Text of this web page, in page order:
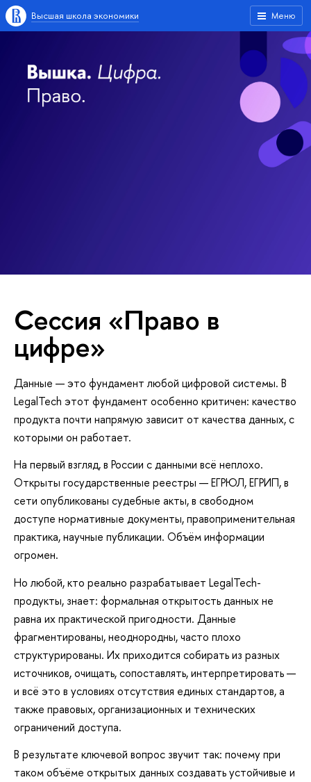
Меню
Высшая школа экономики
Сессия «Право в
цифре»
Данные — это фундамент любой цифровой системы. В
LegalTech этот фундамент особенно критичен: качество
продукта почти напрямую зависит от качества данных, с
которыми он работает.
На первый взгляд, в России с данными всё неплохо.
Открыты государственные реестры — ЕГРЮЛ, ЕГРИП, в
сети опубликованы судебные акты, в свободном
доступе нормативные документы, правоприменительная
практика, научные публикации. Объём информации
огромен.
Но любой, кто реально разрабатывает LegalTech-
продукты, знает: формальная открытость данных не
равна их практической пригодности. Данные
фрагментированы, неоднородны, часто плохо
структурированы. Их приходится собирать из разных
источников, очищать, сопоставлять, интерпретировать —
и всё это в условиях отсутствия единых стандартов, а
также правовых, организационных и технических
ограничений доступа.
В результате ключевой вопрос звучит так: почему при
таком объёме открытых данных создавать устойчивые и